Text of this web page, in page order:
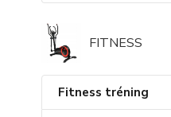
FITNESS
Fitness tréning